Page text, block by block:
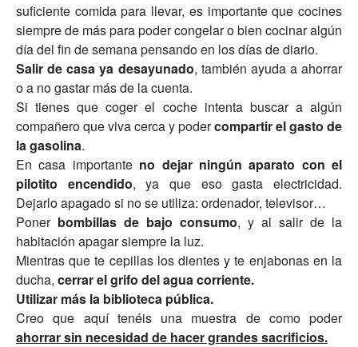
suficiente comida para llevar, es importante que cocines
siempre de más para poder congelar o bien cocinar algún
día del fin de semana pensando en los días de diario.
Salir de casa ya desayunado, también ayuda a ahorrar
o a no gastar más de la cuenta.
Si tienes que coger el coche intenta buscar a algún
compañero que viva cerca y podercompartir el gasto de
la gasolina.
En casa importante no dejar ningún aparato con el
pilotito encendido, ya que eso gasta electricidad.
Dejarlo apagado si no se utiliza: ordenador, televisor…
Poner bombillas de bajo consumo, y al salir de la
habitación apagar siempre la luz.
Mientras que te cepillas los dientes y te enjabonas en la
ducha, cerrar el grifo del agua corriente.
Utilizar más la biblioteca pública.
Creo que aquí tenéis una muestra de como poder
ahorrar sin necesidad de hacer grandes sacrificios.